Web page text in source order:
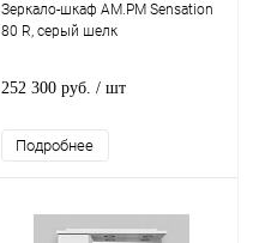
Зеркало-шкаф AM.PM Sensation
80 R, серый шелк
252 300 руб. / шт
Подробнее